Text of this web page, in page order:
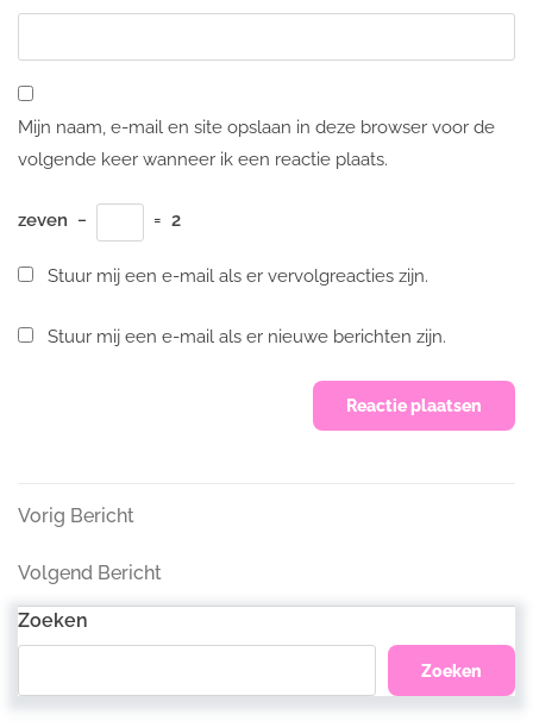
Mijn naam, e-mail en site opslaan in deze browser voor de
volgende keer wanneer ik een reactie plaats.
zeven − = 2
Stuur mij een e-mail als er vervolgreacties zijn.
Stuur mij een e-mail als er nieuwe berichten zijn.
Bericht
navigatie
Vorig
Vorig Bericht
Volgend
Bericht
Volgend Bericht
Zoeken
Zoeken